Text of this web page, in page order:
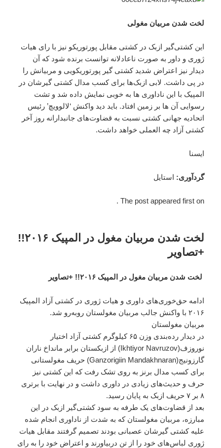
لخت شدن مربیان مغولی
این کشتی‌گیر ازبک در کشتی‌ مقابل پورتوریکو نیز با رای هیات
ژوری و داور به صورت ناعادلانه توانست برنده شود که آن
دیدار نیز اعتراض شدید کشتی گیر پورتوریکویی و مربیانش را
در پی داشت. لابی ازبک‌ها برای کسب مدال کشتی گیرشان در
المپیک با این ناداوری ها به خوبی نمایش داده شد و تشت
رسوایی آن ها بر زمین افتاد. باید دید واکنش ‘لالوویچ’ رئیس
اتحادیه جهانی کشتی نسبت به قضاوت‌های جانبدارانه روز آخر
کشتی آزاد چه ‌العملی خواهد داشت.
ایسنا
گردآوری: استایل
The post appeared first on .
لخت شدن مربیان مغول در المپیک ۲۰۱۶!!
+تصاویر
لخت شدن مربیان مغول در المپیک ۲۰۱۶!! +تصاویر
ادامه حق‌خوری‌های داوری و هیات ژوری در کشتی آزاد المپیک
۲۰۱۶ با واکنش جالب مربیان مغولستان روبه‌رو شد.
مربیان مغولستان
در دیدار رده‌بندی وزن ۶۵ کیلوگرم کشتی آزاد اختیار
نوروزف(Ikhtiyor Navruzov) از ازبکستان برابر مانداخ ناران
گارزونیج(Ganzorigiin Mandakhnaran) حریف مغولستانی
برای کسب مدال برنز به روی تشک رفت که این کشتی نیز
حرف و حدیث‌های زیادی در داوری داشت و در نهایت با برتری
۸ بر ۷ حریف ازبک به پایان رسید.
بعد از قضاوت‌های یک طرفه به سود کشتی‌گیر ازبک در این
مبارزه، مربیان مغولستان که به شدت از ناداوری انجام شده
علیه کشتی گیرشان عصبانی بودند تصمیم گرفتند مقابل هیات
ژوری لباس‌های خود را از تن دربیاورند و اعتراض خود را به رای‌